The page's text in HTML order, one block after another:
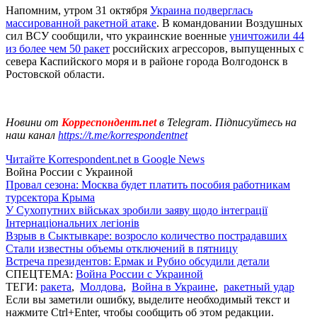
Напомним, утром 31 октября Украина подверглась
массированной ракетной атаке. В командовании Воздушных
сил ВСУ сообщили, что украинские военные уничтожили 44
из более чем 50 ракет российских агрессоров, выпущенных с
севера Каспийского моря и в районе города Волгодонск в
Ростовской области.
Новини от Корреспондент.netв Telegram. Підписуйтесь на
наш канал https://t.me/korrespondentnet
Читайте Korrespondent.net в Google News
Война России с Украиной
Провал сезона: Москва будет платить пособия работникам
турсектора Крыма
У Сухопутних військах зробили заяву щодо інтеграції
Інтернаціональних легіонів
Взрыв в Сыктывкаре: возросло количество пострадавших
Стали известны объемы отключений в пятницу
Встреча президентов: Ермак и Рубио обсудили детали
СПЕЦТЕМА: Война России с Украиной
ТЕГИ: ракета, Молдова, Война в Украине, ракетный удар
Если вы заметили ошибку, выделите необходимый текст и
нажмите Ctrl+Enter, чтобы сообщить об этом редакции.